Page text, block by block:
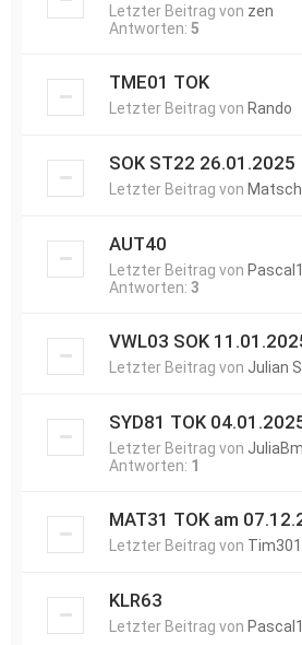
Letzter Beitrag von zen
Antworten: 5
TME01 TOK
Letzter Beitrag von Rando
SOK ST22 26.01.2025
Letzter Beitrag von
AUT40
Letzter Beitrag von
Antworten: 3
VWL03 SOK
Letzter Beitrag von Julian S
SYD81 TOK
Letzter Beitrag von JuliaBm
Antworten: 1
MAT31 TOK am
Letzter Beitrag von
KLR63
Letzter Beitrag von